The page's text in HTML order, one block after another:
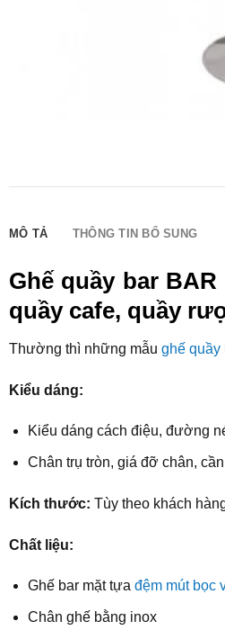
MÔ TẢ THÔNG TIN BỔ SUNG
Ghế quầy bar
quầy cafe, quầy
Thường thì những mẫu ghế quầy
Kiểu dáng:
Kiểu dáng cách điệu, đường
Chân trụ tròn, giá đỡ chân,
Kích thước: Tùy theo khách
Chất liệu:
Ghế bar mặt tựa đệm mút bọc
Chân ghế bằng inox